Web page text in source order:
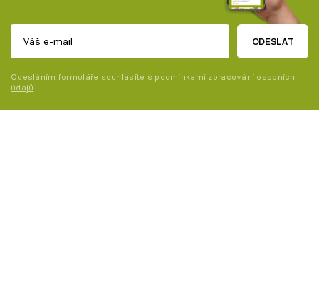
ODESLAT
Odesláním formuláře souhlasíte s podmínkami zpracování osobních
údajů